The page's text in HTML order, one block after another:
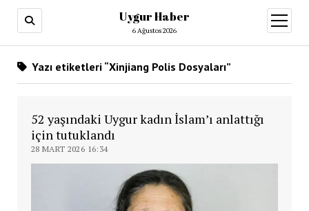
Uygur Haber
6 Ağustos 2026
aç
Yazı etiketleri “Xinjiang Polis Dosyaları”
52 yaşındaki Uygur kadın İslam’ı anlattığı
için tutuklandı
28 MART 2026 16:34